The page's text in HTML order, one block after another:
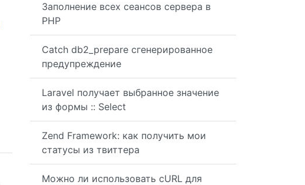
Заполнение всех сеансов сервера в
PHP
Catch db2_prepare сгенерированное
предупреждение
Laravel получает выбранное значение
из формы :: Select
Zend Framework: как получить мои
статусы из твиттера
Можно ли использовать cURL для